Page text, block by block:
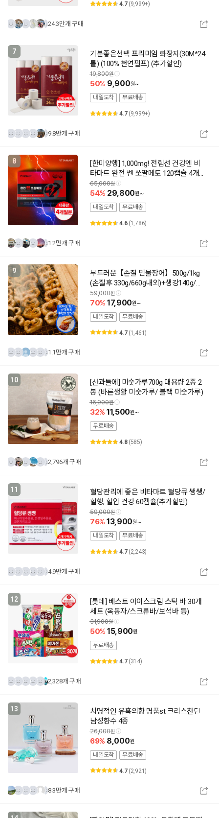
4.7 (9,999+)
24.3만개 구매
7
기분좋은선택 프리미엄 화장지(30M*24
롤) (100% 천연펄프) (추가할인)
19,800
50 9,900
~
내일도착
무료배송
4.7 (9,999+)
9.8만개 구매
8
[한미양행] 1,000mg! 전립선 건강엔 비
타마트 완전 쎈 쏘팔메토 120캡슐 4개월
분(추가할인)
65,000
54 29,800
~
내일도착
무료배송
4.6 (1,786)
1.2만개 구매
9
부드러운【손질 민물장어】500g/1kg
(손질후 330g/660g내외)+생강140g/소
스2종
59,000
70 17,900
~
내일도착
무료배송
4.7 (1,461)
1.1만개 구매
10
[산과들에] 미숫가루700g 대용량 2종 2
봉 (바른생활 미숫가루/ 블랙 미숫가루)
16,900
32 11,500
~
무료배송
4.8 (585)
2,796개 구매
11
혈당관리에 좋은 비타마트 혈당큐 쌩쌩/
혈행, 혈압 건강 60캡슐(추가할인)
59,000
76 13,900
~
내일도착
무료배송
4.7 (2,243)
4.9만개 구매
12
[롯데] 베스트 아이스크림 스틱 바 30개
세트 (옥동자/스크류바/보석바 등)
31,900
50 15,900
무료배송
4.7 (314)
2,328개 구매
13
치명적인 유혹의향 명품st 크리스찬딘
남성향수 4종
26,000
69 8,000
내일도착 무료배송
4.7 (2,921)
8.3만개 구매